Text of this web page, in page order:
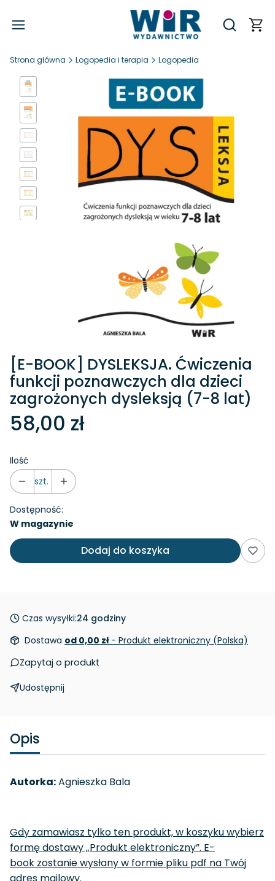
Otwórz
Strona główna Logopedia i terapia Logopedia
[E-BOOK] DYSLEKSJA. Ćwiczenia
funkcji poznawczych dla dzieci
zagrożonych dysleksją (7-8 lat)
58,00 zł
Ilość
szt.
Dostępność:
W magazynie
Dodaj do koszyka
Czas wysyłki:24 godziny
Dostawa od 0,00 zł - Produkt elektroniczny (Polska)
Zapytaj o produkt
Udostępnij
Opis
Autorka:Agnieszka Bala
Gdy zamawiasz tylko ten produkt, w koszyku wybierz
formę dostawy „Produkt elektroniczny”. E-
book zostanie wysłany w formie pliku pdf na Twój
adres mailowy.